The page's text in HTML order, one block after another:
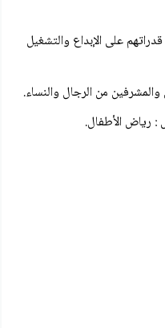
على الإبداع والتشغيل
من الرجال والنساء.
: رياض الأطفال.